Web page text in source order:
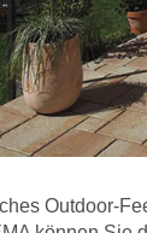
Outdoor-